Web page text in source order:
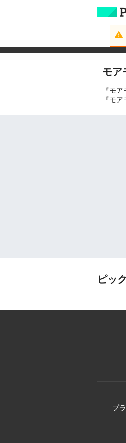
モア
『モ
『モ
ピッ
プ